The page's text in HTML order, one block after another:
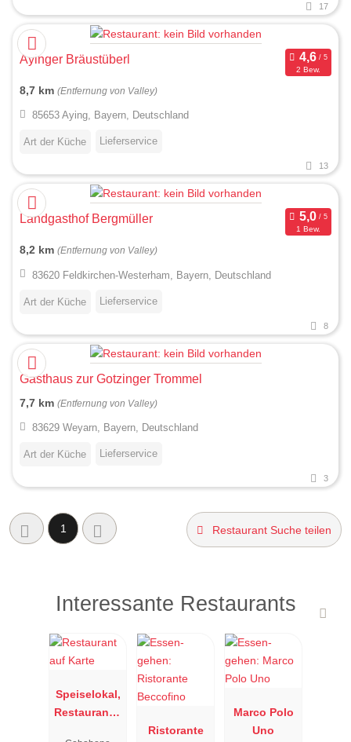
17
Ayinger Bräustüberl
2 Bew.
8,7 km (Entfernung von Valley)
85653 Aying, Bayern, Deutschland
Art der Küche Lieferservice
13
Landgasthof Bergmüller
1 Bew.
8,2 km (Entfernung von Valley)
83620 Feldkirchen-Westerham, Bayern, Deutschland
Art der Küche Lieferservice
8
Gasthaus zur Gotzinger Trommel
7,7 km (Entfernung von Valley)
83629 Weyarn, Bayern, Deutschland
Art der Küche Lieferservice
3
1 Restaurant Suche teilen
Interessante Restaurants
Speiselokal,
Restaurant "
Ristorante
Marco Polo
Uno